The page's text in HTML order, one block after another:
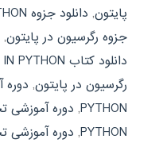
پایتون, دانلود جزوه REGRESSION IN PYTHON
جزوه رگرسیون در پایتون,
دانلود کتاب REGRESSION IN PYTHON
رگرسیون در پایتون,
PYTHON
,
PYTHON
, دوره آموزشی